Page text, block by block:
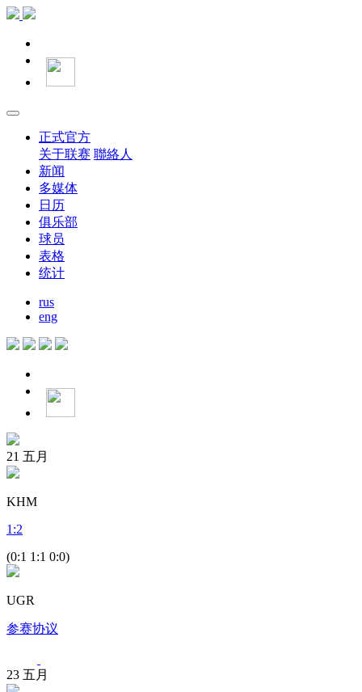
正式官方
关于联赛 聯絡人
新闻
多媒体
日历
俱乐部
球员
表格
统计
rus
eng
21 五月
KHM
1 :2
(0:1 1:1 0:0)
UGR
参赛协议
23 五月